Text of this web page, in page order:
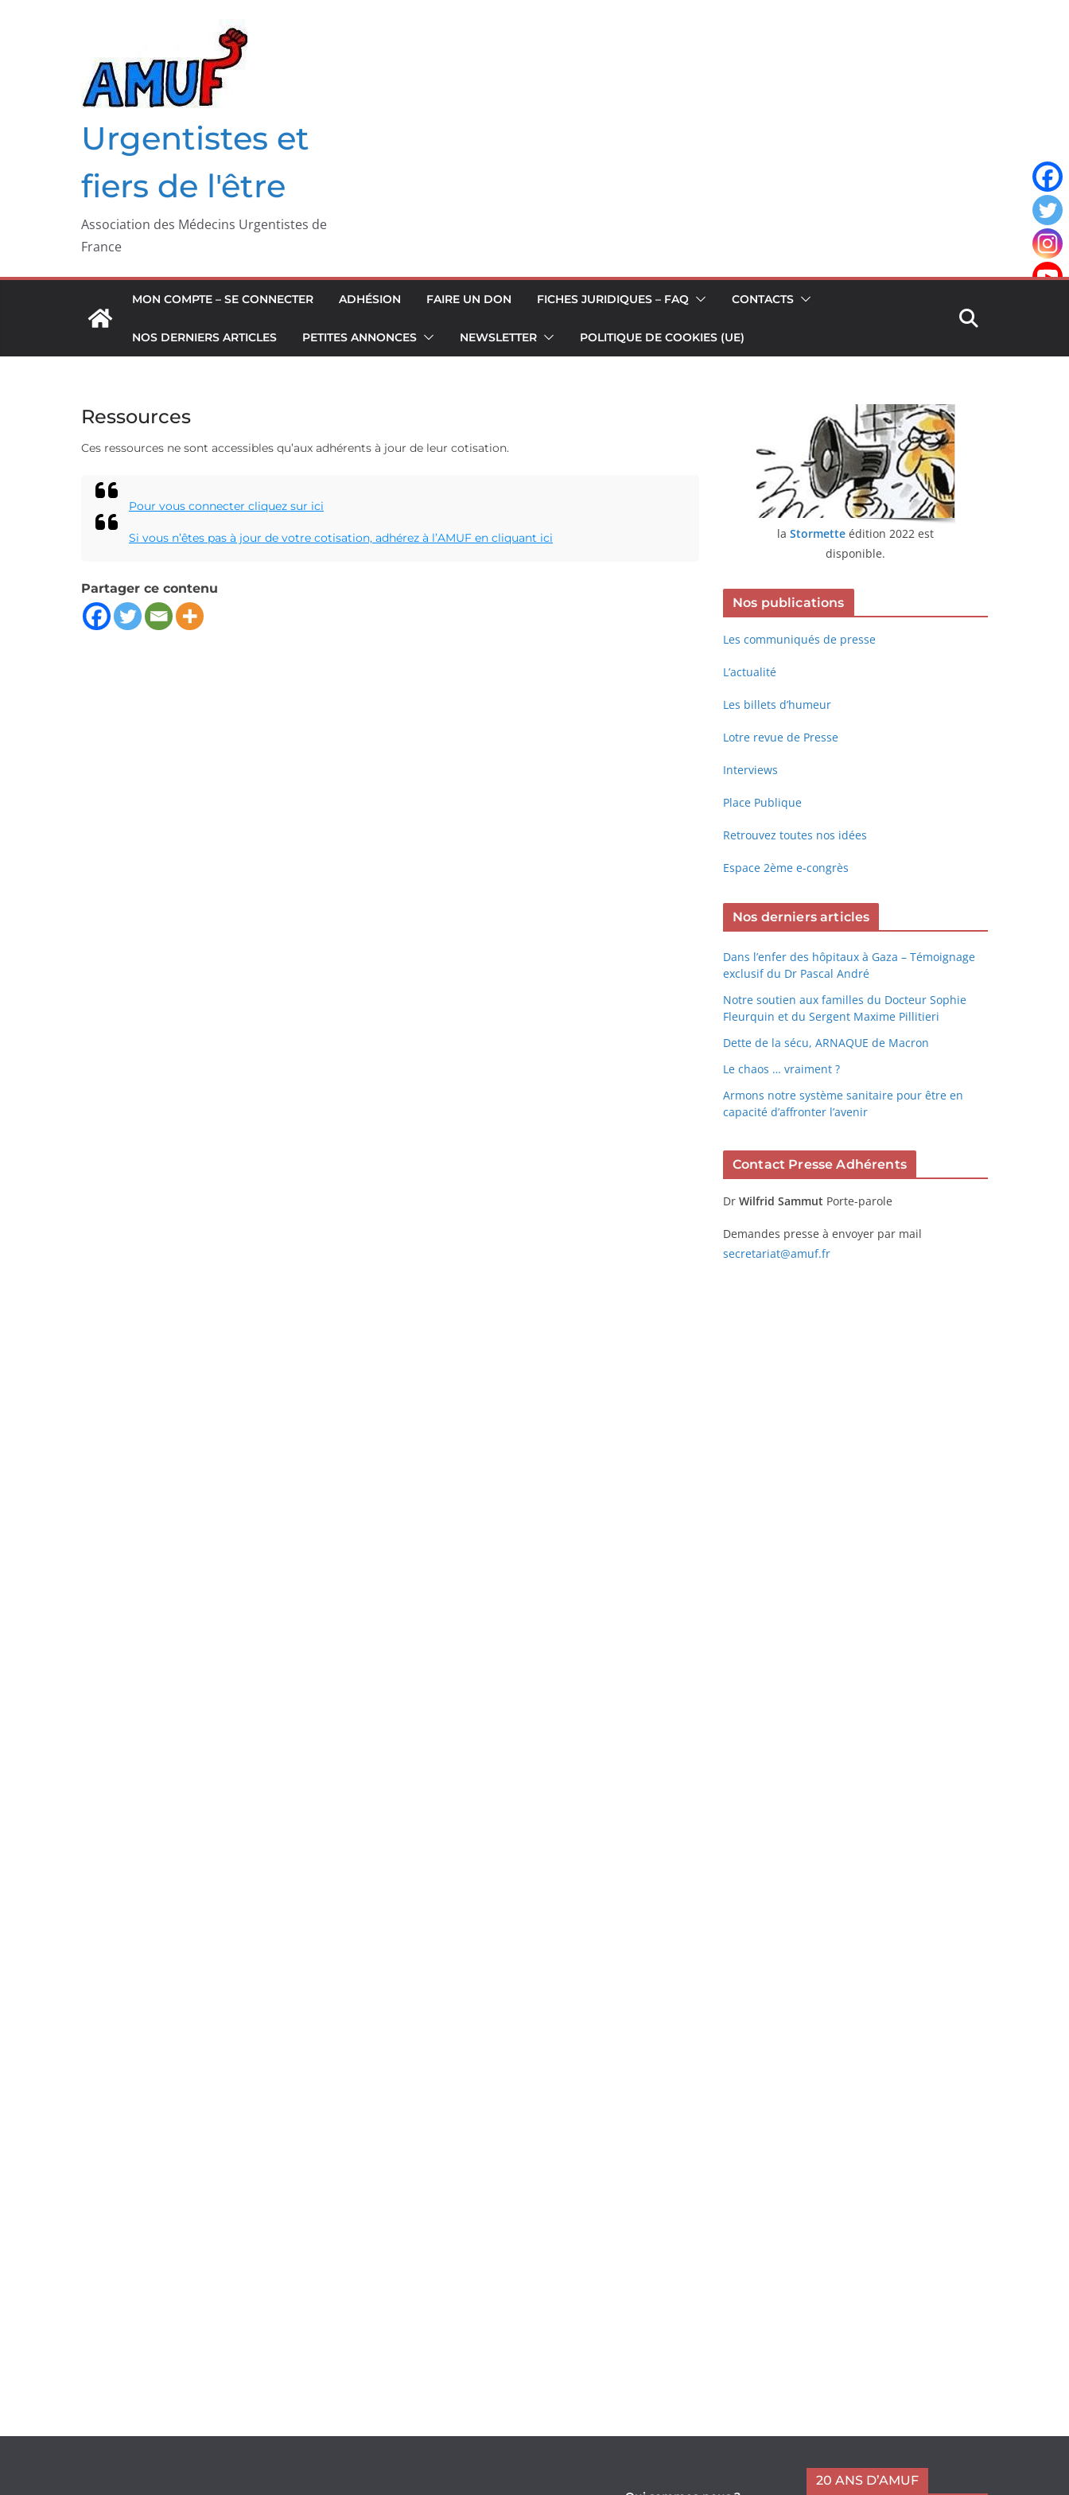
Urgentistes et
fiers de l'être
Association des Médecins Urgentistes de
France
MON COMPTE – SE CONNECTER ADHÉSION FAIRE UN DON FICHES JURIDIQUES – FAQ CONTACTS
NOS DERNIERS ARTICLES PETITES ANNONCES NEWSLETTER POLITIQUE DE COOKIES (UE)
Ressources
Ces ressources ne sont accessibles qu’aux adhérents à jour de leur cotisation.
Pour vous connecter cliquez sur ici
Si vous n’êtes pas à jour de votre cotisation, adhérez à l’AMUF en cliquant ici
Partager ce contenu
la Stormette édition 2022 est
disponible.
Nos publications
Les communiqués de presse
L’actualité
Les billets d’humeur
Lotre revue de Presse
Interviews
Place Publique
Retrouvez toutes nos idées
Espace 2ème e-congrès
Nos derniers articles
Dans l’enfer des hôpitaux à Gaza – Témoignage
exclusif du Dr Pascal André
Notre soutien aux familles du Docteur Sophie
Fleurquin et du Sergent Maxime Pillitieri
Dette de la sécu, ARNAQUE de Macron
Le chaos … vraiment ?
Armons notre système sanitaire pour être en
capacité d’affronter l’avenir
Contact Presse Adhérents
Dr Wilfrid Sammut Porte-parole
Demandes presse à envoyer par mail
secretariat@amuf.fr
20 ANS D’AMUF